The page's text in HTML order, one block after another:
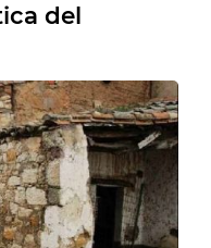
del